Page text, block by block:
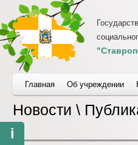
i
Главная Об учреждении
Новости \